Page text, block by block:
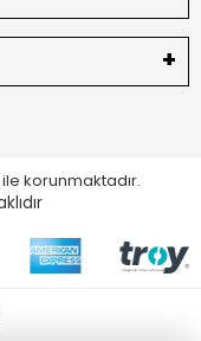
korunmaktadır.